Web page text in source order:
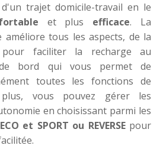
trajet domicile-travail en le
et plus efficace. La
améliore tous les aspects, de la
pour faciliter la recharge au
bord qui vous permet de
toutes les fonctions de
vous pouvez gérer les
en choisissant parmi les
ECO et SPORT ou REVERSE pour